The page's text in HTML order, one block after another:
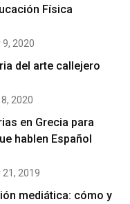
Física
2020
del arte callejero
2020
en Grecia para
hablen Español
2019
mediática: cómo y